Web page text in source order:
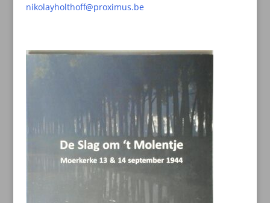
nikolayholthoff@proximus.be